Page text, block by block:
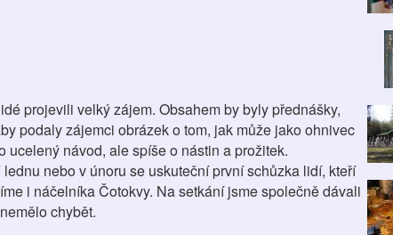
projevili velký zájem. Obsahem by byly přednášky,
podaly zájemci obrázek o tom, jak může jako ohnivec
návod, ale spíše o nástin a prožitek.
nebo v únoru se uskuteční první schůzka lidí, kteří
i náčelníka Čotokvy. Na setkání jsme společně dávali
chybět.